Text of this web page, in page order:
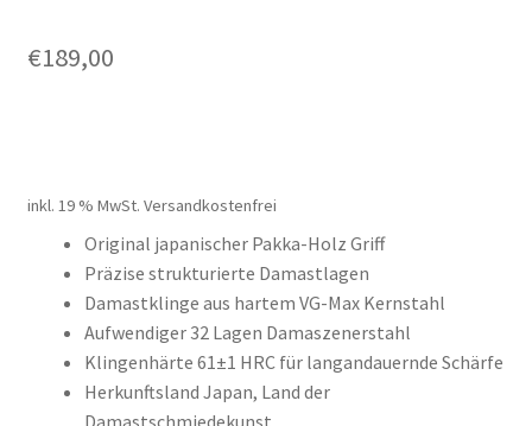
€189,00
inkl. 19 % MwSt. Versandkostenfrei
Original japanischer Pakka-Holz Griff
Präzise strukturierte Damastlagen
Damastklinge aus hartem VG-Max Kernstahl
Aufwendiger 32 Lagen Damaszenerstahl
Klingenhärte 61±1 HRC für langandauernde Schärfe
Herkunftsland Japan, Land der
Damastschmiedekunst